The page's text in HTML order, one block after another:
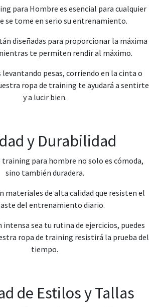
para Hombre es esencial para cualquier
se tome en serio su entrenamiento.
diseñadas para proporcionar la máxima
te permiten rendir al máximo.
levantando pesas, corriendo en la cinta o
ropa de training te ayudará a sentirte
y a lucir bien.
y Durabilidad
training para hombre no solo es cómoda,
sino también duradera.
materiales de alta calidad que resisten el
del entrenamiento diario.
sea tu rutina de ejercicios, puedes
ropa de training resistirá la prueba del
tiempo.
de Estilos y Tallas